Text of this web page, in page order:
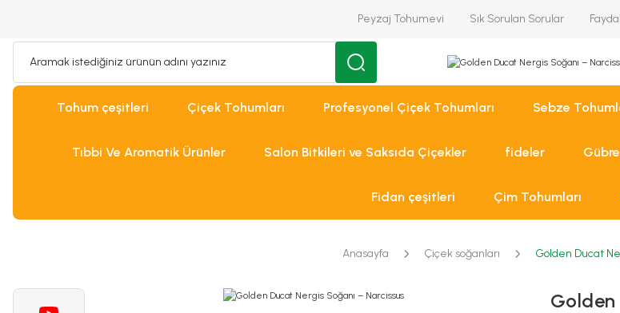
Peyzaj Tohumevi Sık Sorulan Sorular
Tohum çeşitleri Çiçek Tohumları Profesyonel Çiçek Tohumları Sebze
Tıbbi Ve Aromatik Ürünler Salon Bitkileri ve Saksıda Çiçekler fideler
Fidan çeşitleri Çim Tohumları
Anasayfa Çiçek soğanları Golden Ducat
Golden